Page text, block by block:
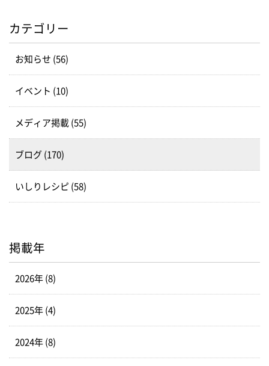
カテゴリー
お知らせ (56)
イベント (10)
メディア掲載 (55)
ブログ (170)
いしりレシピ (58)
掲載年
2026年 (8)
2025年 (4)
2024年 (8)